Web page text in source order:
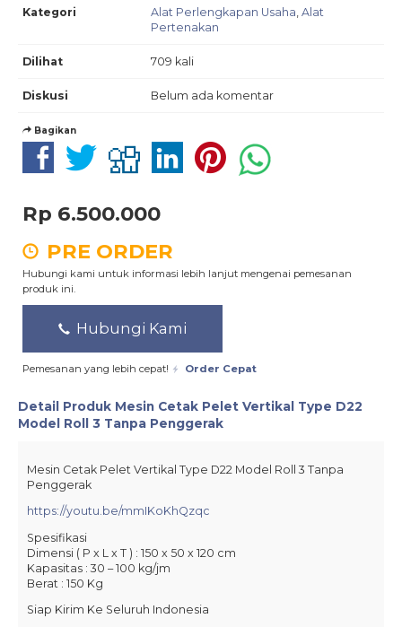
Kategori Alat Perlengkapan Usaha, Alat
Pertenakan
Dilihat 709 kali
Diskusi Belum ada komentar
Bagikan
Rp 6.500.000
PRE ORDER
Hubungi kami untuk informasi lebih lanjut mengenai pemesanan
produk ini.
Hubungi Kami
Pemesanan yang lebih cepat! Order Cepat
Detail Produk Mesin Cetak Pelet Vertikal Type D22
Model Roll 3 Tanpa Penggerak
Mesin Cetak Pelet Vertikal Type D22 Model Roll 3 Tanpa
Penggerak
https://youtu.be/mmIKoKhQzqc
Spesifikasi
Dimensi ( P x L x T ) : 150 x 50 x 120 cm
Kapasitas : 30 – 100 kg/jm
Berat : 150 Kg
Siap Kirim Ke Seluruh Indonesia